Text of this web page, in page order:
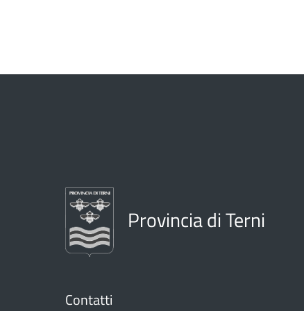
Provincia di Terni
Contatti